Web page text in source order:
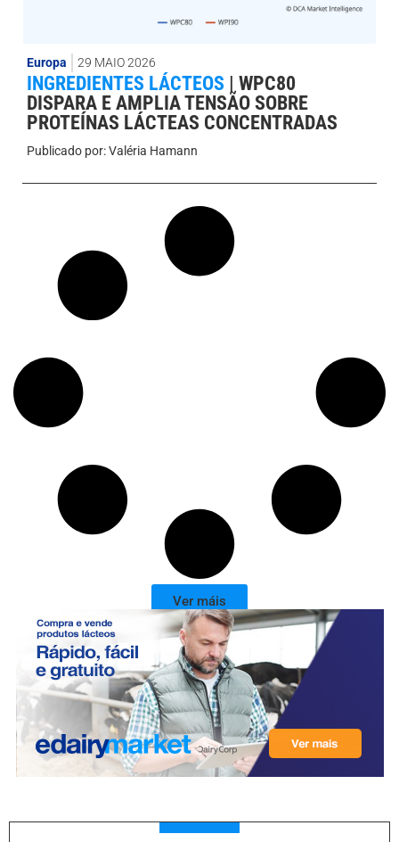
Europa 29 MAIO 2026
INGREDIENTES LÁCTEOS
WPC80
DISPARA E AMPLIA TENSÃO SOBRE
PROTEÍNAS LÁCTEAS CONCENTRADAS
Publicado por:Valéria Hamann
Ver máis